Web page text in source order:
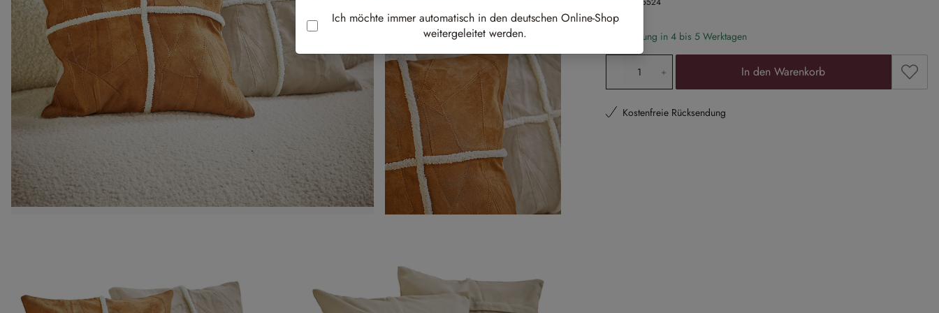
Lieferung in 4 bis 5 Werktagen
Produkt Anzahl: Gib den gewünschten
In den Warenkorb Zum
Kostenfreie Rücksendung
Ich möchte immer automatisch in den deutschen Online-Shop
weitergeleitet werden.